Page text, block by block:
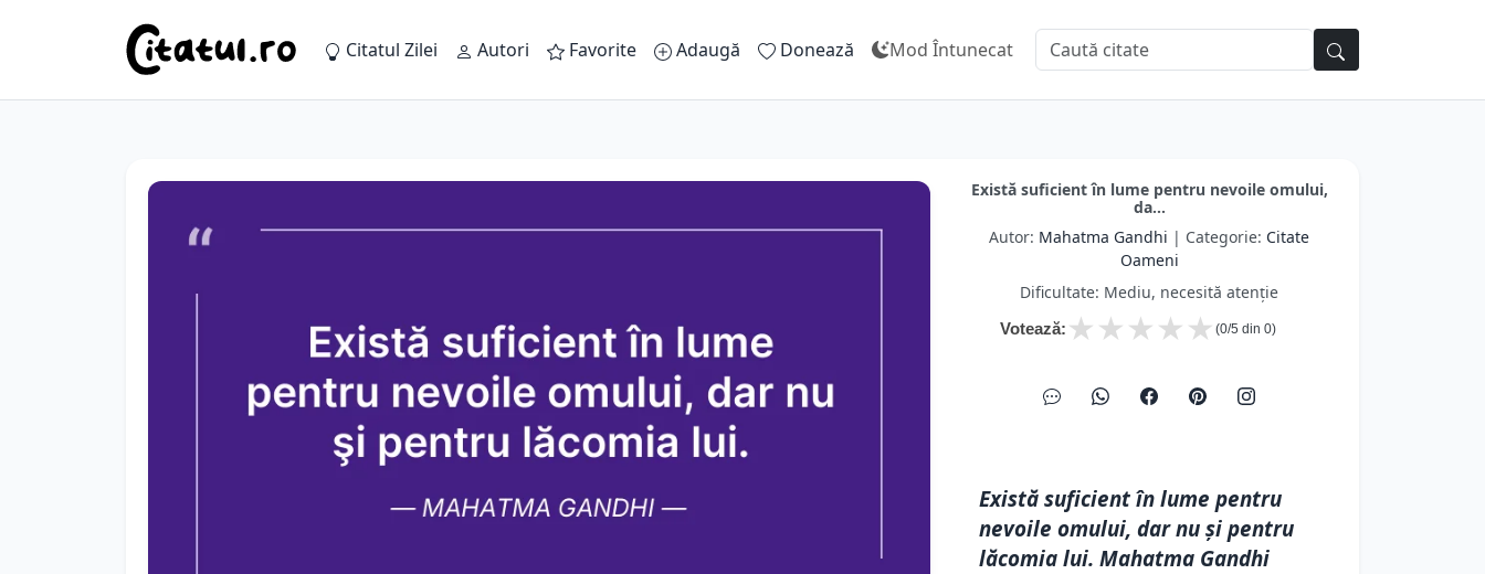
Citatul Zilei Autori Favorite Adaugă Donează Mod Întunecat
Există suficient în lume pentru nevoile omului,
da...
Autor: Mahatma Gandhi | Categorie: Citate
Oameni
Dificultate: Mediu, necesită atenție
Votează: ★
★
★
★
★ (0/5 din 0)
Există suficient în lume pentru
nevoile omului, dar nu şi pentru
lăcomia lui. Mahatma Gandhi